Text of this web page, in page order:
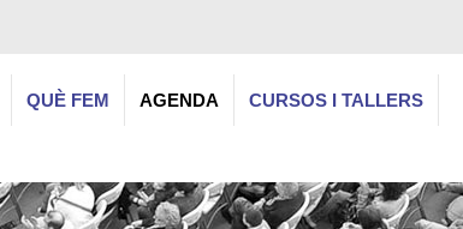
QUÈ FEM AGENDA CURSOS I TALLERS